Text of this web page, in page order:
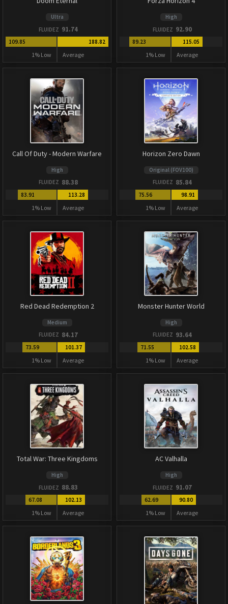
Ultra
FLUIDEZ 91.74
109.85
1% Low
188.82
Average
High
FLUIDEZ 92.90
89.23
1% Low
115.05
Average
Call Of Duty - Modern Warfare
High
FLUIDEZ 88.38
83.91
1% Low
113.28
Average
Horizon Zero Dawn
Original (FOV100)
FLUIDEZ 85.84
75.56
1% Low
98.91
Average
Red Dead Redemption 2
Medium
FLUIDEZ 84.17
73.59
1% Low
101.37
Average
Monster Hunter World
High
FLUIDEZ 93.64
71.55
1% Low
102.58
Average
Total War: Three Kingdoms
High
FLUIDEZ 88.83
67.08
1% Low
102.13
Average
AC Valhalla
High
FLUIDEZ 91.07
62.69
1% Low
90.80
Average